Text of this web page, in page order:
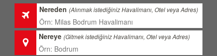
Fiyatları
Transfer
Bölgelerimiz
Hizmetlerimiz
Nereden(Alınmak istediğiniz Havalimanı, Otel veya Adres)
Nereye(Gitmek istediğiniz Havalimanı, Otel veya Adres)